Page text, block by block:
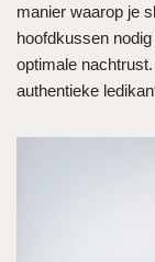
manier waarop je
hoofdkussen
optimale
authentieke